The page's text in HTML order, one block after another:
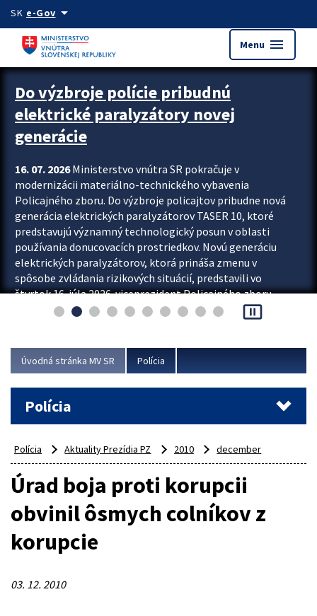
Preskocit na hlavný obsah
SK e-Govarrow_drop_down
Menu menu
Zastavit automatický posun upútavok
Do výzbroje polície pribudnú
elektrické paralyzátory novej
generácie
16. 07. 2026Ministerstvo vnútra SR pokračuje v
modernizácii materiálno-technického vybavenia
Policajného zboru. Do výzbroje policajtov pribudne nová
generácia elektrických paralyzátorov TASER 10, ktoré
predstavujú významný technologický posun v oblasti
používania donucovacích prostriedkov. Novú generáciu
elektrických paralyzátorov, ktorá prináša zmenu v
spôsobe zvládania rizikových situácií, predstavili vo
štvrtok 16. júla 2026 viceprezident Policajného zboru
Rastislav Polakovič a riaditeľ odboru výcviku...
pause_presentation
Úvodná stránka MV SR Polícia
Polícia
Polícia Aktuality Prezídia PZ 2010 december
Úrad boja proti korupcii
obvinil ôsmych colníkov z
korupcie
03. 12. 2010